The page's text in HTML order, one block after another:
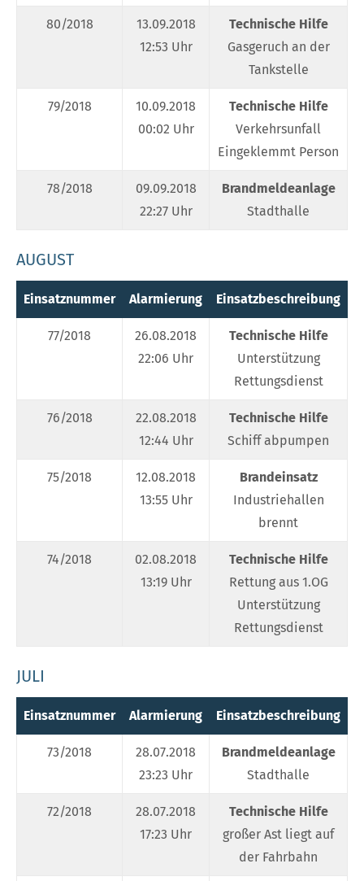
80/2018
13.09.2018
12:53 Uhr
Technische Hilfe
Gasgeruch an der
Tankstelle
79/2018
10.09.2018
00:02 Uhr
Technische Hilfe
Verkehrsunfall
Eingeklemmt Person
78/2018
09.09.2018
22:27 Uhr
Brandmeldeanlage
Stadthalle
AUGUST
Einsatznummer Alarmierung Einsatzbeschreibung
77/2018
26.08.2018
22:06 Uhr
Technische Hilfe
Unterstützung
Rettungsdienst
76/2018
22.08.2018
12:44 Uhr
Technische Hilfe
Schiff abpumpen
75/2018
12.08.2018
13:55 Uhr
Brandeinsatz
Industriehallen
brennt
74/2018
02.08.2018
13:19 Uhr
Technische Hilfe
Rettung aus 1.OG
Unterstützung
Rettungsdienst
JULI
Einsatznummer Alarmierung Einsatzbeschreibung
73/2018
28.07.2018
23:23 Uhr
Brandmeldeanlage
Stadthalle
72/2018
28.07.2018
17:23 Uhr
Technische Hilfe
großer Ast liegt auf
der Fahrbahn